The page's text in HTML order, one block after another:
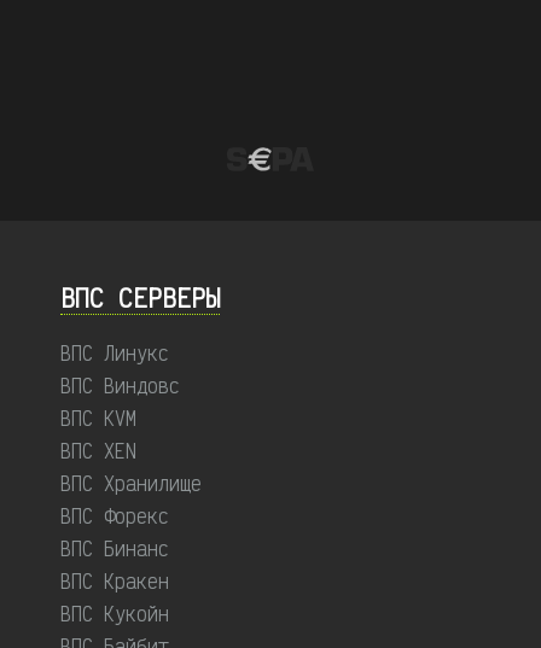
ВПС СЕРВЕРЫ
ВПС Линукс
ВПС Виндовс
ВПС KVM
ВПС XEN
ВПС Хранилище
ВПС Форекс
ВПС Бинанс
ВПС Кракен
ВПС Кукойн